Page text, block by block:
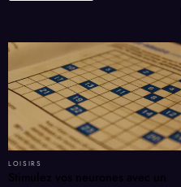
LOISIRS
Stimulez vos neurones avec un